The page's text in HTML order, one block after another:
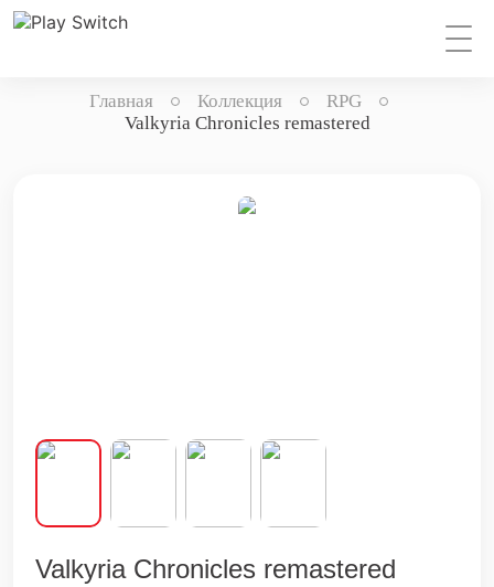
Главная Коллекция
RPG
Valkyria Chronicles remastered
Valkyria Chronicles remastered